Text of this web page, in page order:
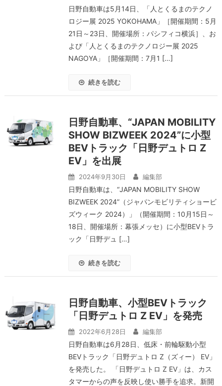
日野自動車は5月14日、「人とくるまのテクノ
ロジー展 2025 YOKOHAMA」［開催期間：5月
21日～23日、開催場所：パシフィコ横浜］、お
よび「人とくるまのテクノロジー展 2025
NAGOYA」［開催期間：7月1 […]
続きを読む
日野自動車、“JAPAN MOBILITY
SHOW BIZWEEK 2024”に小型
BEVトラック「日野デュトロ Z
EV」を出展
2024年9月30日 編集部
日野自動車は、“JAPAN MOBILITY SHOW
BIZWEEK 2024”（ジャパンモビリティショービ
ズウィーク 2024）」（開催期間：10月15日～
18日、開催場所：幕張メッセ）に小型BEVトラ
ック「日野デュ […]
続きを読む
日野自動車、小型BEVトラック
「日野デュトロ Z EV」を発売
2022年6月28日 編集部
日野自動車は6月28日、低床・前輪駆動小型
BEVトラック「日野デュトロ Z（ズィー） EV」
を発売した。 「日野デュトロ Z EV」は、カス
タマーからの声を反映し使い勝手を追求。新開